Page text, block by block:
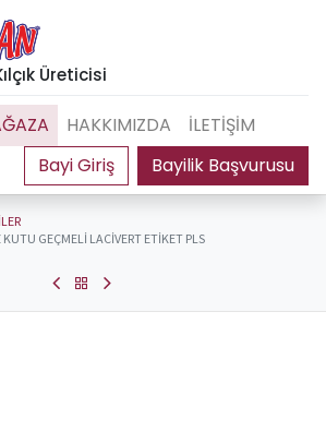
Üreticisi
Bayilik Başvurusu
HAKKIMIZDA İLETİŞİM
KUTU GEÇMELİ LACİVERT ETİKET PLS